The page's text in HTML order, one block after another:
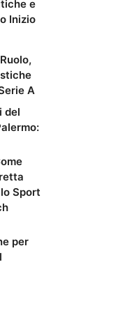
e
Inizio
A
del
Sport
per